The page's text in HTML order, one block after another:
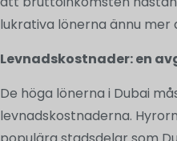
lukrativa lönerna ännu mer
Levnadskostnader: en
De höga lönerna i Dubai
levnadskostnaderna.